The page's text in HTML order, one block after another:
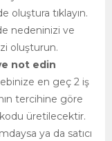
oluştura tıklayın.
nedeninizi ve
oluşturun.
not edin
en geç 2 iş
tercihine göre
üretilecektir.
ya da satıcı